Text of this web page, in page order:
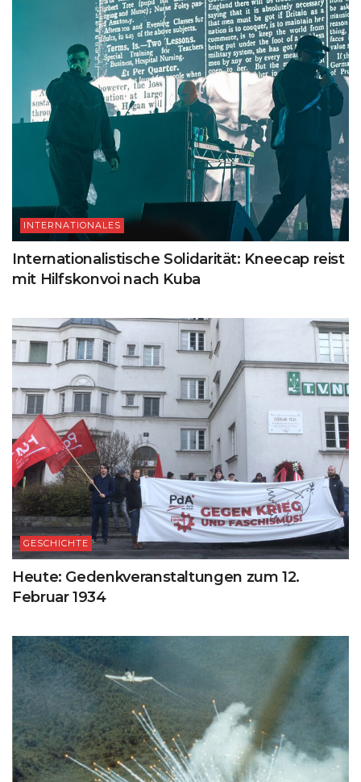
INTERNATIONALES
Internationalistische Solidarität: Kneecap reist
mit Hilfskonvoi nach Kuba
GESCHICHTE
Heute: Gedenkveranstaltungen zum 12.
Februar 1934